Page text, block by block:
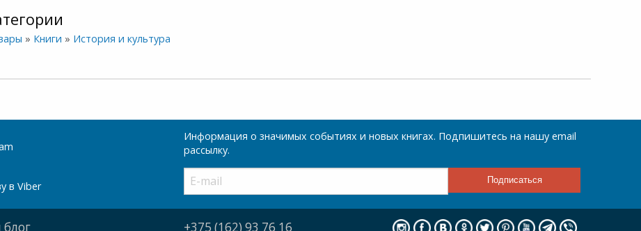
» Книги » История и культура
в Viber
Информация о значимых событиях и новых книгах. Подпишитесь на нашу email
рассылку.
+375 (162) 93 76 16